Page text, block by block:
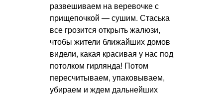
развешиваем на веревочке с
прищепочкой — сушим. Стаська
все грозится открыть жалюзи,
чтобы жители ближайших домов
видели, какая красивая у нас под
потолком гирлянда! Потом
пересчитываем, упаковываем,
убираем и ждем дальнейших